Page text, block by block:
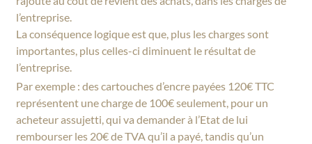
l’entreprise.
La conséquence logique est que, plus les charges sont
importantes, plus celles-ci diminuent le résultat de
l’entreprise.
Par exemple : des cartouches d’encre payées 120€ TTC
représentent une charge de 100€ seulement, pour un
acheteur assujetti, qui va demander à l’Etat de lui
rembourser les 20€ de TVA qu’il a payé, tandis qu’un